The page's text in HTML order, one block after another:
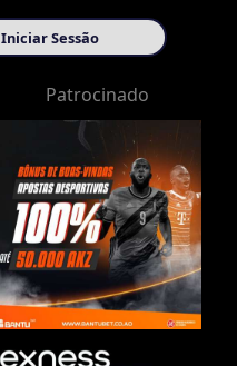
Iniciar Sessão
Patrocinado